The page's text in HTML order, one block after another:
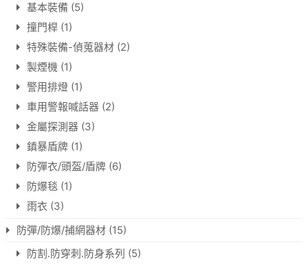
基本裝備 (5)
撞門桿 (1)
特殊裝備-偵蒐器材 (2)
製煙機 (1)
警用排燈 (1)
車用警報喊話器 (2)
金屬探測器 (3)
鎮暴盾牌 (1)
防彈衣/頭盔/盾牌 (6)
防爆毯 (1)
雨衣 (3)
防彈/防爆/捕網器材 (15)
防割.防穿刺.防身系列 (5)